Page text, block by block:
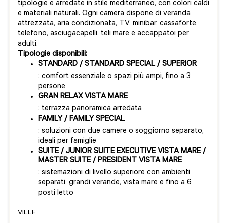
tipologie e arredate in stile mediterraneo, con colori caldi
e materiali naturali. Ogni camera dispone di veranda
attrezzata, aria condizionata, TV, minibar, cassaforte,
telefono, asciugacapelli, teli mare e accappatoi per
adulti.
Tipologie disponibili:
STANDARD / STANDARD SPECIAL / SUPERIOR
: comfort essenziale o spazi più ampi, fino a 3
persone
GRAN RELAX VISTA MARE
: terrazza panoramica arredata
FAMILY / FAMILY SPECIAL
: soluzioni con due camere o soggiorno separato,
ideali per famiglie
SUITE / JUNIOR SUITE EXECUTIVE VISTA MARE /
MASTER SUITE / PRESIDENT VISTA MARE
: sistemazioni di livello superiore con ambienti
separati, grandi verande, vista mare e fino a 6
posti letto
VILLE